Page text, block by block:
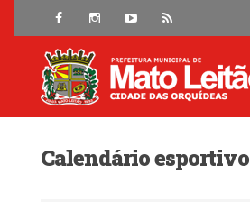
Calendário esportivo